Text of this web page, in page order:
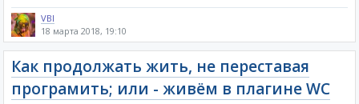
VBI
18 марта 2018, 19:10
Как продолжать жить, не переставая
програмить; или - живём в плагине WC